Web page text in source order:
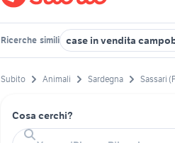
Ricerche simili case in vendita
Subito Animali Sardegna Sassari
Cosa cerchi?